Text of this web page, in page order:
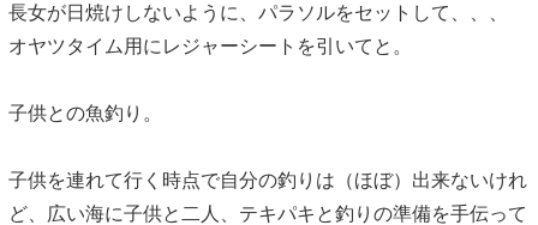
長女が日焼けしないように、パラソルをセットして、、、
オヤツタイム用にレジャーシートを引いてと。
子供との魚釣り。
子供を連れて行く時点で自分の釣りは（ほぼ）出来ないけれ
ど、広い海に子供と二人、テキパキと釣りの準備を手伝って